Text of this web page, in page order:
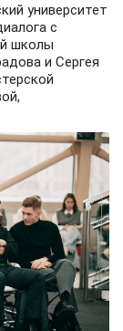
университет
с
школы
и Сергея